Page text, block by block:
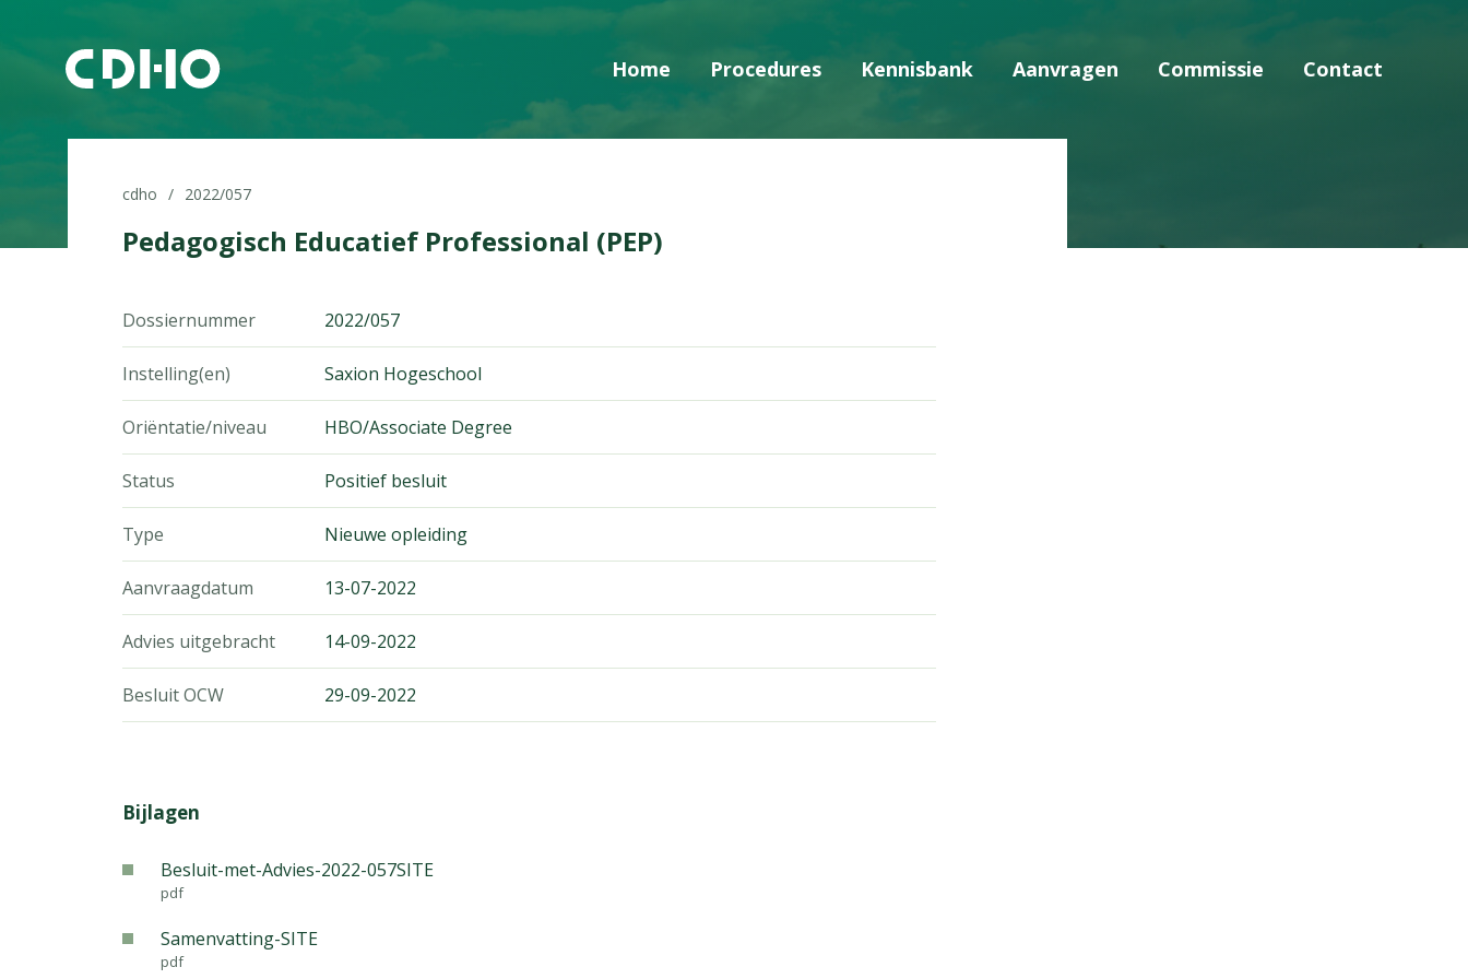
Home Procedures Kennisbank Aanvragen Commissie Contact
cdho 2022/057
Pedagogisch Educatief Professional (PEP)
Dossiernummer 2022/057
Instelling(en) Saxion Hogeschool
Oriëntatie/niveau HBO/Associate Degree
Status Positief besluit
Type Nieuwe opleiding
Aanvraagdatum 13-07-2022
Advies uitgebracht 14-09-2022
Besluit OCW 29-09-2022
Bijlagen
Besluit-met-Advies-2022-057SITE
pdf
Samenvatting-SITE
pdf